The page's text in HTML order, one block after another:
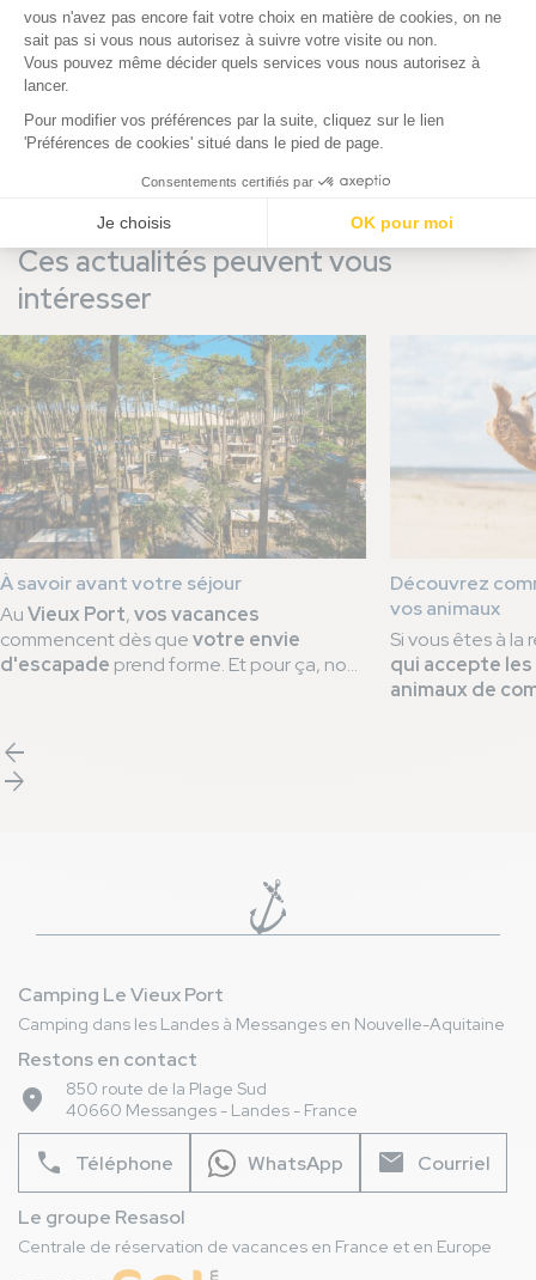
Ces actualités peuvent vous
intéresser
À savoir avant votre séjour
AuVieux Port,vos vacances
commencent dès quevotre envie
d'escapade prend forme. Et pour ça, nous
mieux vous projeter
les bonnes pratiques
séjour de rêve
Découvrez
vos animaux
Si vous êtes à la
qui accepte
animaux de
arrow_back
arrow_forward
Camping Le Vieux Port
Camping dans les Landes à Messanges en Nouvelle-Aquitaine
Restons en contact
place
850 route de la Plage Sud
40660 Messanges - Landes - France
phone Téléphone WhatsApp mail Courriel
Le groupe Resasol
Centrale de réservation de vacances en France et en Europe